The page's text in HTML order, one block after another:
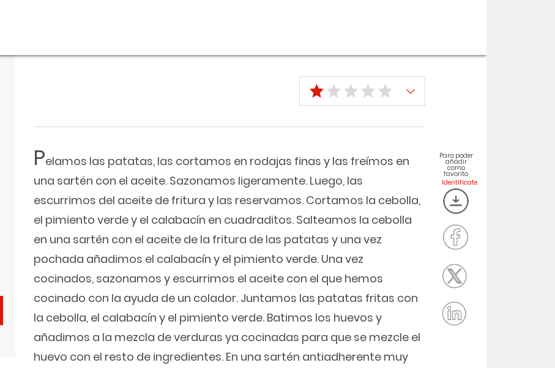
Pelamos las patatas, las cortamos en rodajas finas y las freímos en
una sartén con el aceite. Sazonamos ligeramente. Luego, las
escurrimos del aceite de fritura y las reservamos. Cortamos la cebolla,
el pimiento verde y el calabacín en cuadraditos. Salteamos la cebolla
en una sartén con el aceite de la fritura de las patatas y una vez
pochada añadimos el calabacín y el pimiento verde. Una vez
cocinados, sazonamos y escurrimos el aceite con el que hemos
cocinado con la ayuda de un colador. Juntamos las patatas fritas con
la cebolla, el calabacín y el pimiento verde. Batimos los huevos y
añadimos a la mezcla de verduras ya cocinadas para que se mezcle el
huevo con el resto de ingredientes. En una sartén antiadherente muy
Para poder
añadir
como
favorito